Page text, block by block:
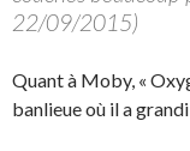
22/09/2015)
Quant à Moby, «
banlieue où il a